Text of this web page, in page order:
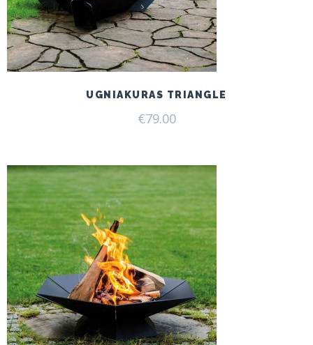
UGNIAKURAS TRIANGLE
€79.00